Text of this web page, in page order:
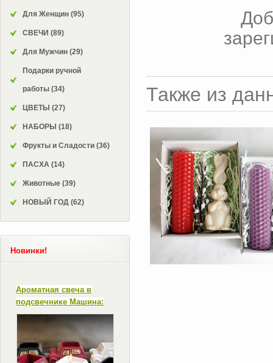
Также из
Для Женщин (95)
СВЕЧИ (89)
Для Мужчин (29)
Подарки ручной
работы (34)
ЦВЕТЫ (27)
НАБОРЫ (18)
Фрукты и Сладости (36)
ПАСХА (14)
Животные (39)
НОВЫЙ ГОД (62)
Новинки!
Ароматная свеча в
подсвечнике Машина: